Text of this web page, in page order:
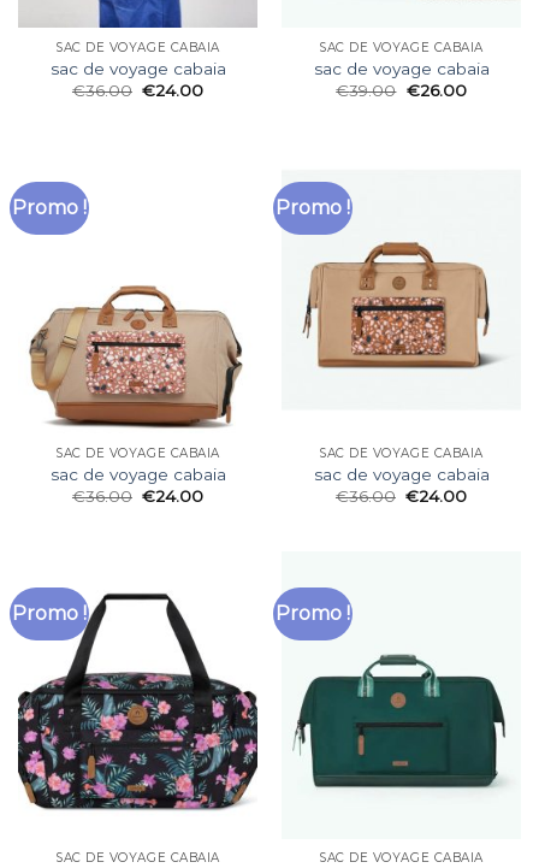
SAC DE VOYAGE CABAIA
sac de voyage cabaia
€36.00 €24.00
SAC DE VOYAGE CABAIA
sac de voyage cabaia
€39.00 €26.00
Promo !
SAC DE VOYAGE CABAIA
sac de voyage cabaia
€36.00 €24.00
Promo !
SAC DE VOYAGE CABAIA
sac de voyage cabaia
€36.00 €24.00
Promo !
SAC DE VOYAGE CABAIA
Promo !
SAC DE VOYAGE CABAIA